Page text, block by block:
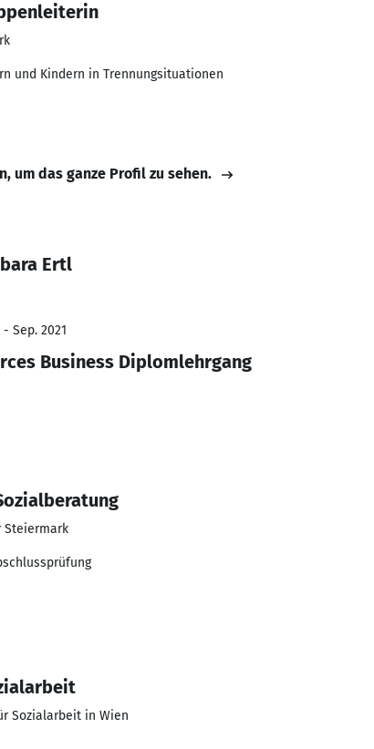
und Kindern in Trennungsituationen
um das ganze Profil zu sehen.
Ertl
Sep. 2021
Business Diplomlehrgang
Steiermark
Sozialarbeit in Wien